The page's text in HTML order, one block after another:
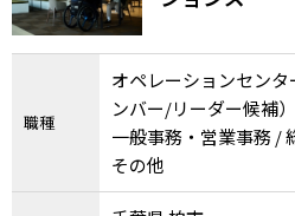
職種
オペレーションセン
ンバー/リーダー候補）
一般事務・営業事務 /
その他